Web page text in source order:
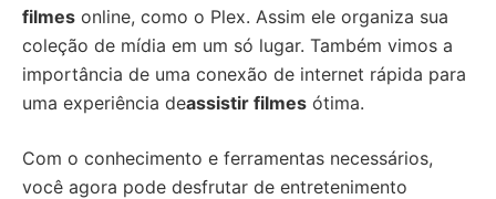
filmes online, como o Plex. Assim ele organiza sua
coleção de mídia em um só lugar. Também vimos a
importância de uma conexão de internet rápida para
uma experiência deassistir filmes ótima.
Com o conhecimento e ferramentas necessários,
você agora pode desfrutar de entretenimento